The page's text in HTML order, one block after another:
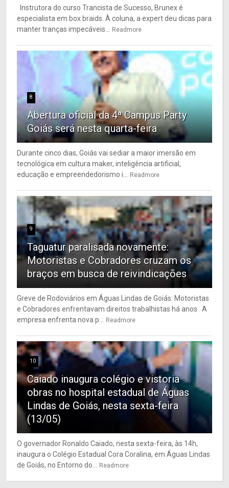
Instrutora do curso Trancista de Sucesso, Brunex é
especialista em box braids. À coluna, a expert deu dicas para
manter tranças impecáveis... Readmore
8
Abertura oficial da 4ª Campus Party
Goiás será nesta quarta-feira
Durante cinco dias, Goiás vai sediar a maior imersão em
tecnológica em cultura maker, inteligência artificial,
educação e empreendedorismo i... Readmore
9
Taguatur paralisada novamente:
Motoristas e Cobradores cruzam os
braços em busca de reivindicações
Greve de Rodoviários em Águas Lindas de Goiás: Motoristas
e Cobradores enfrentavam direitos trabalhistas há anos A
empresa enfrenta nova p... Readmore
10
Caiado inaugura colégio e vistoria
obras no hospital estadual de Águas
Lindas de Goiás, nesta sexta-feira
(13/05)
O governador Ronaldo Caiado, nesta sexta-feira, às 14h,
inaugura o Colégio Estadual Cora Coralina, em Águas Lindas
de Goiás, no Entorno do... Readmore